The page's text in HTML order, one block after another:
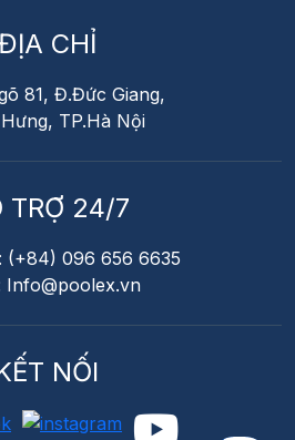
CHỈ
81, Đ.Đức Giang,
TP.Hà Nội
NỐI
TRỢ 24/7
(+84) 096 656 6635
Info@poolex.vn